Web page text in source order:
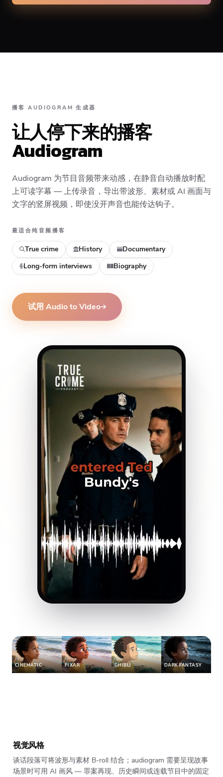
Caption animation color
Alignment
Top Middle Bottom
播客 AUDIOGRAM 生成器
让人停下来的播客
Audiogram
Audiogram 为节目音频带来动感，在静音自动播放时配
上可读字幕 — 上传录音，导出带波形、素材或 AI 画面与
文字的竖屏视频，即使没开声音也能传达钩子。
最适合纯音频播客
True crime History
Documentary
Long-form interviews
Biography
试用 Audio to Video
CINEMATIC PIXAR GHIBLI DARK FANTASY
视觉风格
谈话段落可将波形与素材 B-roll 结合；audiogram 需要呈现故事
场景时可用 AI 画风 — 罪案再现、历史瞬间或连载节目中的固定